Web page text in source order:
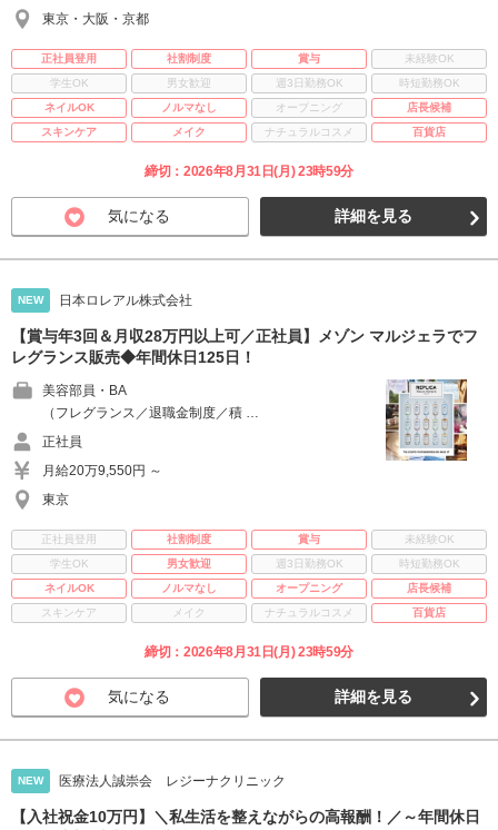
東京・大阪・京都
正社員登用 社割制度 賞与
未経験OK
学生OK
男女歓迎 週3日勤務OK
時短勤務OK
ネイルOK
ノルマなし オープニング
店長候補
スキンケア
メイク ナチュラルコスメ 百貨店
締切：2026年8月31日(月) 23時59分
気になる 詳細を見る
NEW 日本ロレアル株式会社
【賞与年3回＆月収28万円以上可／正社員】メゾン マルジェラでフ
レグランス販売◆年間休日125日！
美容部員・BA
（フレグランス／退職金制度／積 …
正社員
月給20万9,550円 ～
東京
正社員登用 社割制度 賞与
未経験OK
学生OK
男女歓迎 週3日勤務OK
時短勤務OK
ネイルOK
ノルマなし オープニング
店長候補
スキンケア
メイク ナチュラルコスメ 百貨店
締切：2026年8月31日(月) 23時59分
気になる 詳細を見る
NEW 医療法人誠崇会 レジーナクリニック
【入社祝金10万円】＼私生活を整えながらの高報酬！／～年間休日